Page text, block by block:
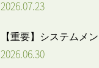
2026.07.23
【重要】システムメ
2026.06.30